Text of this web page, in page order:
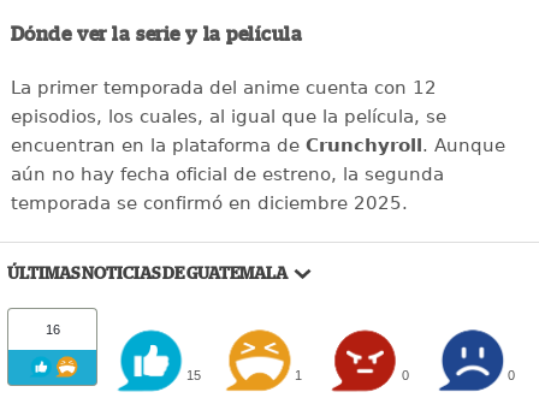
Dónde ver la serie y la película
La primer temporada del anime cuenta con 12
episodios, los cuales, al igual que la película, se
encuentran en la plataforma de Crunchyroll. Aunque
aún no hay fecha oficial de estreno, la segunda
temporada se confirmó en diciembre 2025.
ÚLTIMAS NOTICIAS DE GUATEMALA
16
15 1 0 0